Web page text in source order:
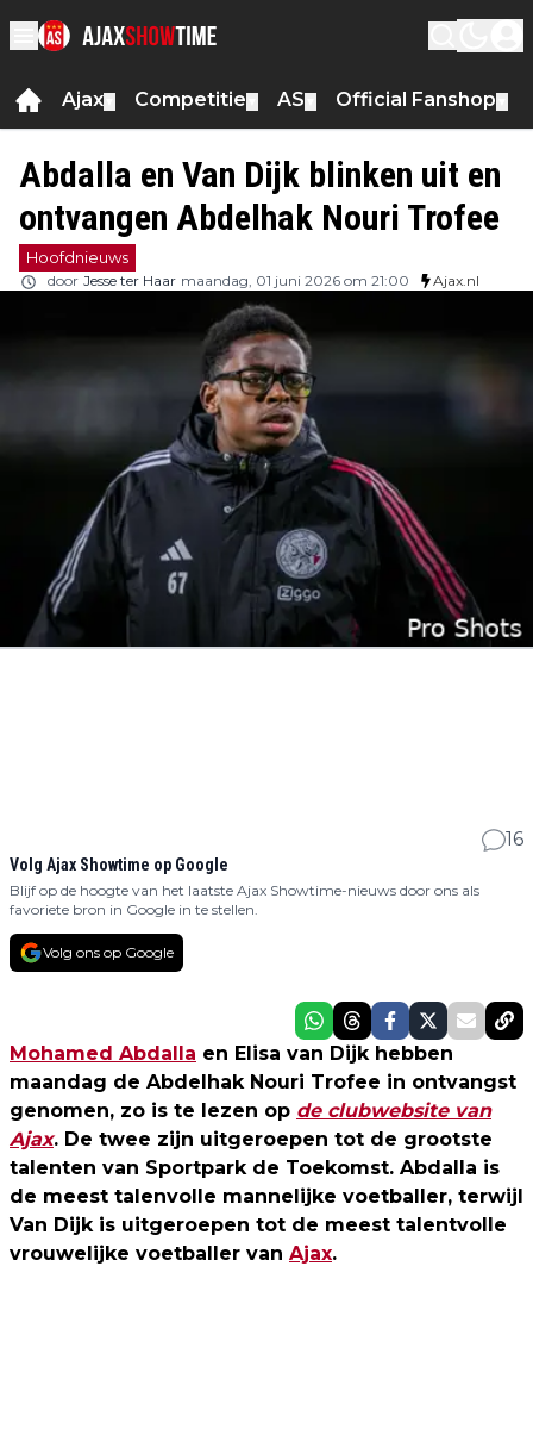
Ajax Competitie AS Official Fanshop
Abdalla en Van Dijk blinken uit en
ontvangen Abdelhak Nouri Trofee
Hoofdnieuws
door Jesse ter Haar maandag, 01 juni 2026 om 21:00 Ajax.nl
16
Volg Ajax Showtime op Google
Blijf op de hoogte van het laatste Ajax Showtime-nieuws door ons als
favoriete bron in Google in te stellen.
Volg ons op Google
Mohamed Abdalla en Elisa van Dijk hebben
maandag de Abdelhak Nouri Trofee in ontvangst
genomen, zo is te lezen op de clubwebsite van
Ajax. De twee zijn uitgeroepen tot de grootste
talenten van Sportpark de Toekomst. Abdalla is
de meest talenvolle mannelijke voetballer, terwijl
Van Dijk is uitgeroepen tot de meest talentvolle
vrouwelijke voetballer van Ajax.